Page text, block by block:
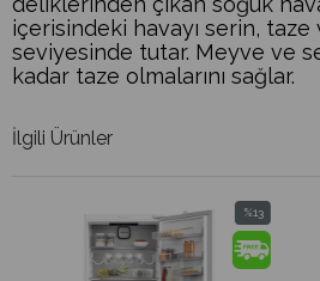
içerisindeki havayı serin,
seviyesinde tutar. Meyve ve
kadar taze olmalarını sağlar.
İlgili Ürünler
%13
İndirim
%13İndirim